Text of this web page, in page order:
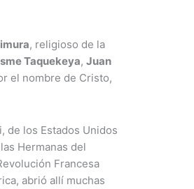
, religioso de la
Taquekeya, Juan
el nombre de Cristo,
de los Estados Unidos
Hermanas del
Francesa
abrió allí muchas